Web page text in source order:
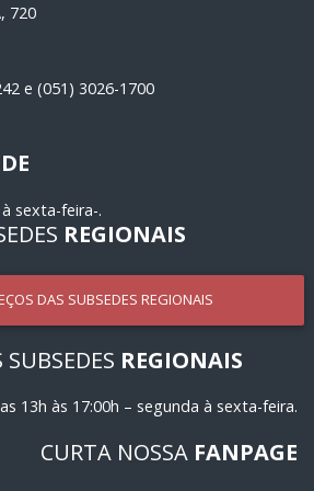
720
e (051) 3026-1700
sexta-feira-.
REGIONAIS
DAS SUBSEDES REGIONAIS
REGIONAIS
13h às 17:00h – segunda à sexta-feira.
CURTA NOSSA FANPAGE